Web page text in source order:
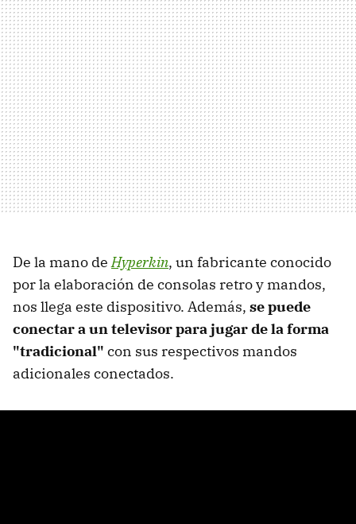
De la mano deHyperkin, un fabricante conocido
por la elaboración de consolas retro y mandos,
nos llega este dispositivo. Además, se puede
conectar a un televisor para jugar de la forma
"tradicional" con sus respectivos mandos
adicionales conectados.